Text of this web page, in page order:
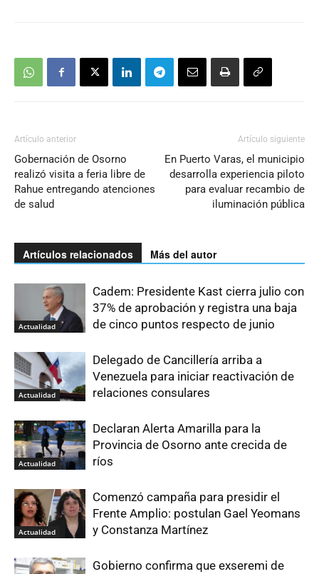
Artículo anterior
Gobernación de Osorno
realizó visita a feria libre de
Rahue entregando atenciones
de salud
Artículo siguiente
En Puerto Varas, el municipio
desarrolla experiencia piloto
para evaluar recambio de
iluminación pública
Artículos relacionados Más del autor
Actualidad
Cadem: Presidente Kast cierra julio con
37% de aprobación y registra una baja
de cinco puntos respecto de junio
Actualidad
Delegado de Cancillería arriba a
Venezuela para iniciar reactivación de
relaciones consulares
Actualidad
Declaran Alerta Amarilla para la
Provincia de Osorno ante crecida de
ríos
Actualidad
Comenzó campaña para presidir el
Frente Amplio: postulan Gael Yeomans
y Constanza Martínez
Gobierno confirma que exseremi de